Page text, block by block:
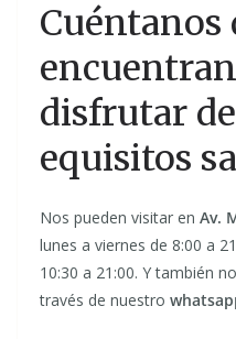
Cuéntanos
disfrutar
equisitos
Nos pueden visitar en Av.
lunes a viernes de 8:00 a
10:30 a 21:00. Y también
través de nuestro